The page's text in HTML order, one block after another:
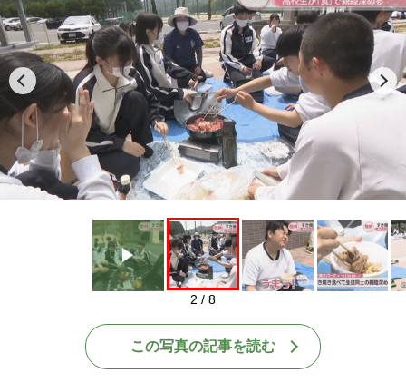
Play
2 / 8
この写真の記事を読む